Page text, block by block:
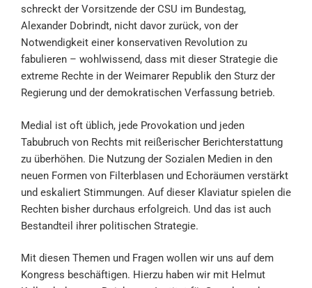
schreckt der Vorsitzende der CSU im Bundestag,
Alexander Dobrindt, nicht davor zurück, von der
Notwendigkeit einer konservativen Revolution zu
fabulieren – wohlwissend, dass mit dieser Strategie die
extreme Rechte in der Weimarer Republik den Sturz der
Regierung und der demokratischen Verfassung betrieb.
Medial ist oft üblich, jede Provokation und jeden
Tabubruch von Rechts mit reißerischer Berichterstattung
zu überhöhen. Die Nutzung der Sozialen Medien in den
neuen Formen von Filterblasen und Echoräumen verstärkt
und eskaliert Stimmungen. Auf dieser Klaviatur spielen die
Rechten bisher durchaus erfolgreich. Und das ist auch
Bestandteil ihrer politischen Strategie.
Mit diesen Themen und Fragen wollen wir uns auf dem
Kongress beschäftigen. Hierzu haben wir mit Helmut